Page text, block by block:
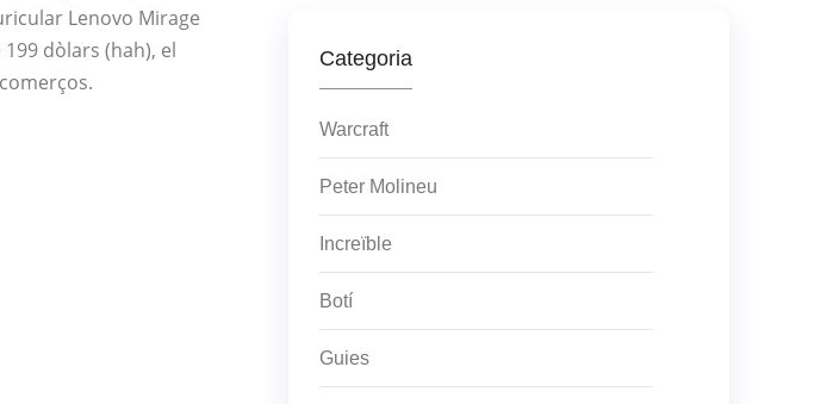
Lenovo Mirage
dòlars (hah), el
Categoria
Warcraft
Peter Molineu
Increïble
Botí
Guies